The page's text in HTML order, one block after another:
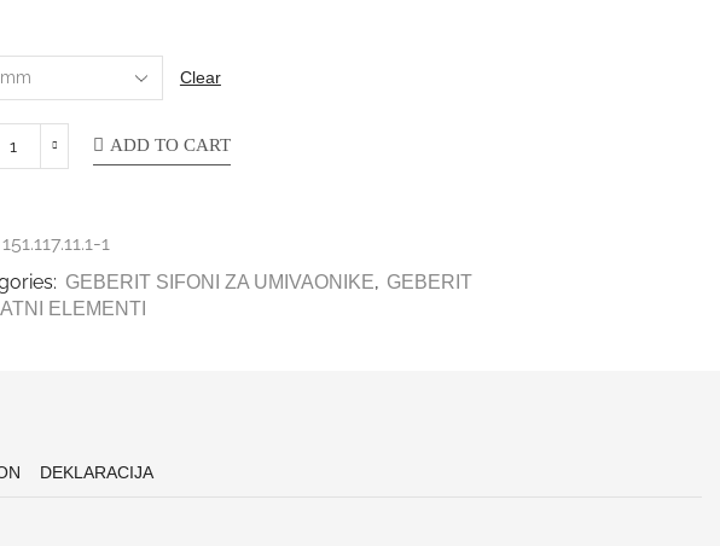
Clear
ADD TO CART
151.117.11.1-1
GEBERIT SIFONI ZA UMIVAONIKE, GEBERIT
ELEMENTI
DEKLARACIJA